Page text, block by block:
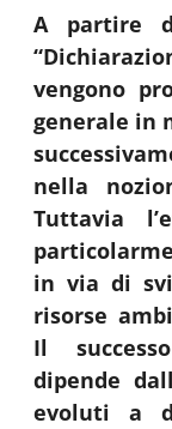
A partire
vengono
generale in
nella
Tuttavia
in via di
risorse
Il
dipende
evoluti a